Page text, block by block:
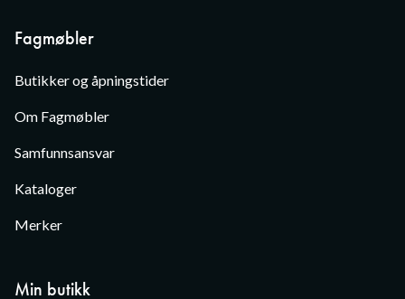
Fagmøbler
Butikker og åpningstider
Om Fagmøbler
Samfunnsansvar
Kataloger
Merker
Min butikk